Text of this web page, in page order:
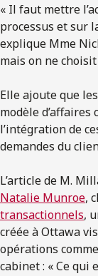
« Il faut mettre
processus et sur
explique Mme
mais on ne
Elle ajoute que
modèle d’affaires
l’intégration de
demandes du
L’article de M.
Natalie Munroe,
transactionnels,
créée à Ottawa
opérations
cabinet : « Ce qui